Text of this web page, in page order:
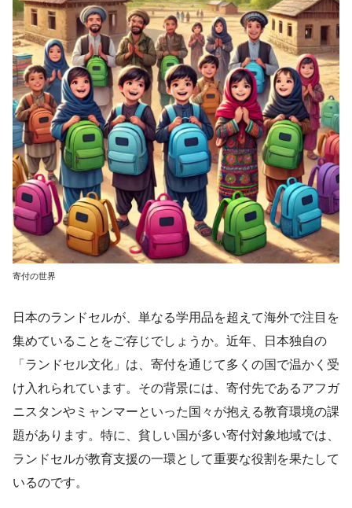
寄付の世界
日本のランドセルが、単なる学用品を超えて海外で注目を
集めていることをご存じでしょうか。近年、日本独自の
「ランドセル文化」は、寄付を通じて多くの国で温かく受
け入れられています。その背景には、寄付先であるアフガ
ニスタンやミャンマーといった国々が抱える教育環境の課
題があります。特に、貧しい国が多い寄付対象地域では、
ランドセルが教育支援の一環として重要な役割を果たして
いるのです。